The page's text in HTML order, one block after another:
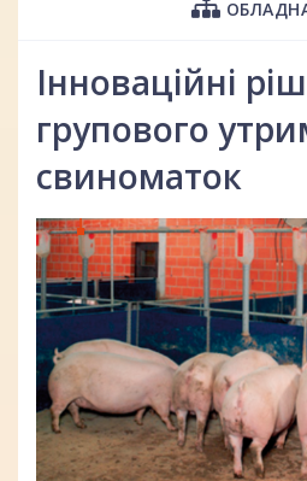
Інноваційні
групового
свиноматок